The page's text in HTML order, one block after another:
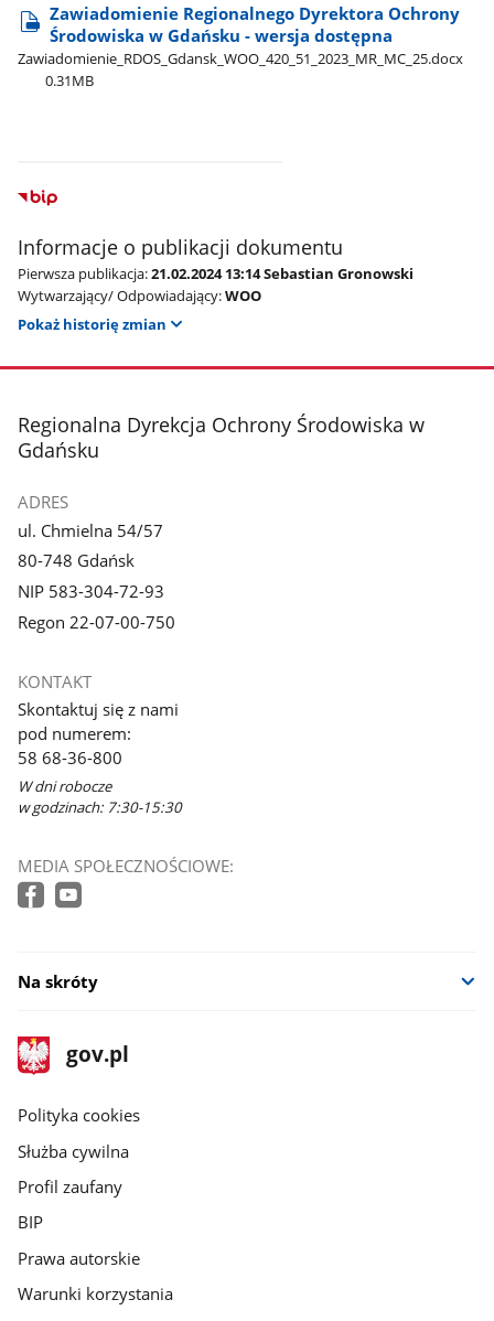
Zawiadomienie Regionalnego Dyrektora Ochrony
Środowiska w Gdańsku - wersja dostępna
Zawiadomienie​_RDOS​_Gdansk​_WOO​_420​_51​_2023​_MR​_MC​_25.docx
0.31MB
Informacje o publikacji dokumentu
Pierwsza publikacja:21.02.2024 13:14 Sebastian Gronowski
Wytwarzający/ Odpowiadający:WOO
Pokaż historię zmian
stopka
Regionalna Dyrekcja Ochrony Środowiska w
Gdańsku
ADRES
ul. Chmielna 54/57
80-748 Gdańsk
NIP 583-304-72-93
Regon 22-07-00-750
KONTAKT
Skontaktuj się z nami
pod numerem:
58 68-36-800
W dni robocze
w godzinach: 7:30-15:30
MEDIA SPOŁECZNOŚCIOWE:
Na skróty
stopka
gov.pl
Strona
gov.pl
gov.pl
Polityka cookies
Służba cywilna
Profil zaufany
BIP
Prawa autorskie
Warunki korzystania